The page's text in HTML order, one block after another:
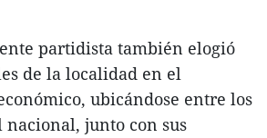
partidista también elogió
de la localidad en el
ubicándose entre los
junto con sus